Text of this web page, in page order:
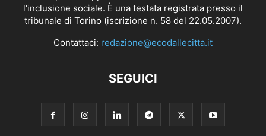
l'inclusione sociale. È una testata registrata presso il
tribunale di Torino (iscrizione n. 58 del 22.05.2007).
Contattaci: redazione@ecodallecitta.it
SEGUICI